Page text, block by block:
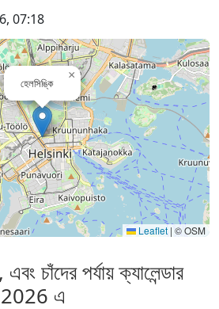
07:18
হেলসিঙ্কি
×
Leaflet | © OSM
চাঁদের পর্যায় ক্যালেন্ডার
2026 এ